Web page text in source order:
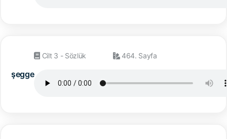
şegge
Cilt 3 - Sözlük 464. Sayfa